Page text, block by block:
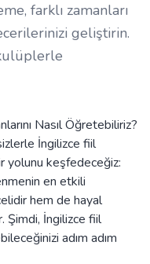
farklı zamanları
geliştirin.
Nasıl Öğretebiliriz?
İngilizce fiil
yolunu keşfedeceğiz:
en etkili
hem de hayal
Şimdi, İngilizce fiil
adım adım